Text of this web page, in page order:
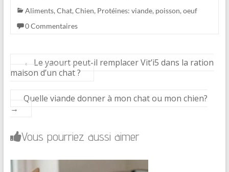
Aliments, Chat, Chien, Protéines: viande, poisson, oeuf
0 Commentaires
←
Le yaourt peut-il remplacer Vit’i5 dans la ration
maison d’un chat ?
Quelle viande donner à mon chat ou mon chien?
→
Vous pourriez aussi aimer